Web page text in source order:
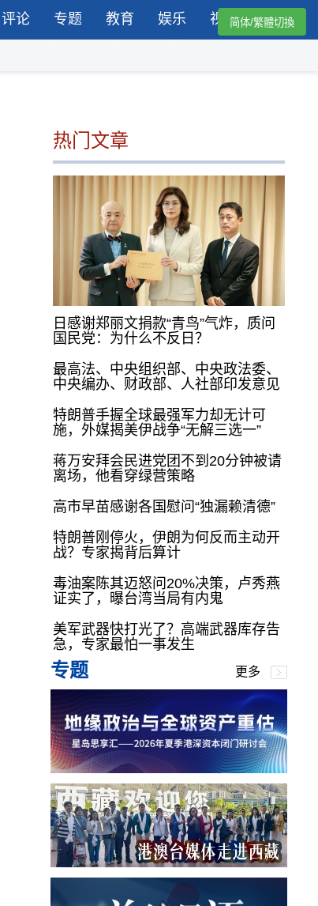
评论 专题 教育 娱乐 视频简体/繁體切換
热门文章
日感谢郑丽文捐款“青鸟”气炸，质问
国民党：为什么不反日？
最高法、中央组织部、中央政法委、
中央编办、财政部、人社部印发意见
特朗普手握全球最强军力却无计可
施，外媒揭美伊战争“无解三选一”
蒋万安拜会民进党团不到20分钟被请
离场，他看穿绿营策略
高市早苗感谢各国慰问“独漏赖清德”
特朗普刚停火，伊朗为何反而主动开
战？专家揭背后算计
毒油案陈其迈怒问20%决策，卢秀燕
证实了，曝台湾当局有内鬼
美军武器快打光了？高端武器库存告
急，专家最怕一事发生
专题 更多